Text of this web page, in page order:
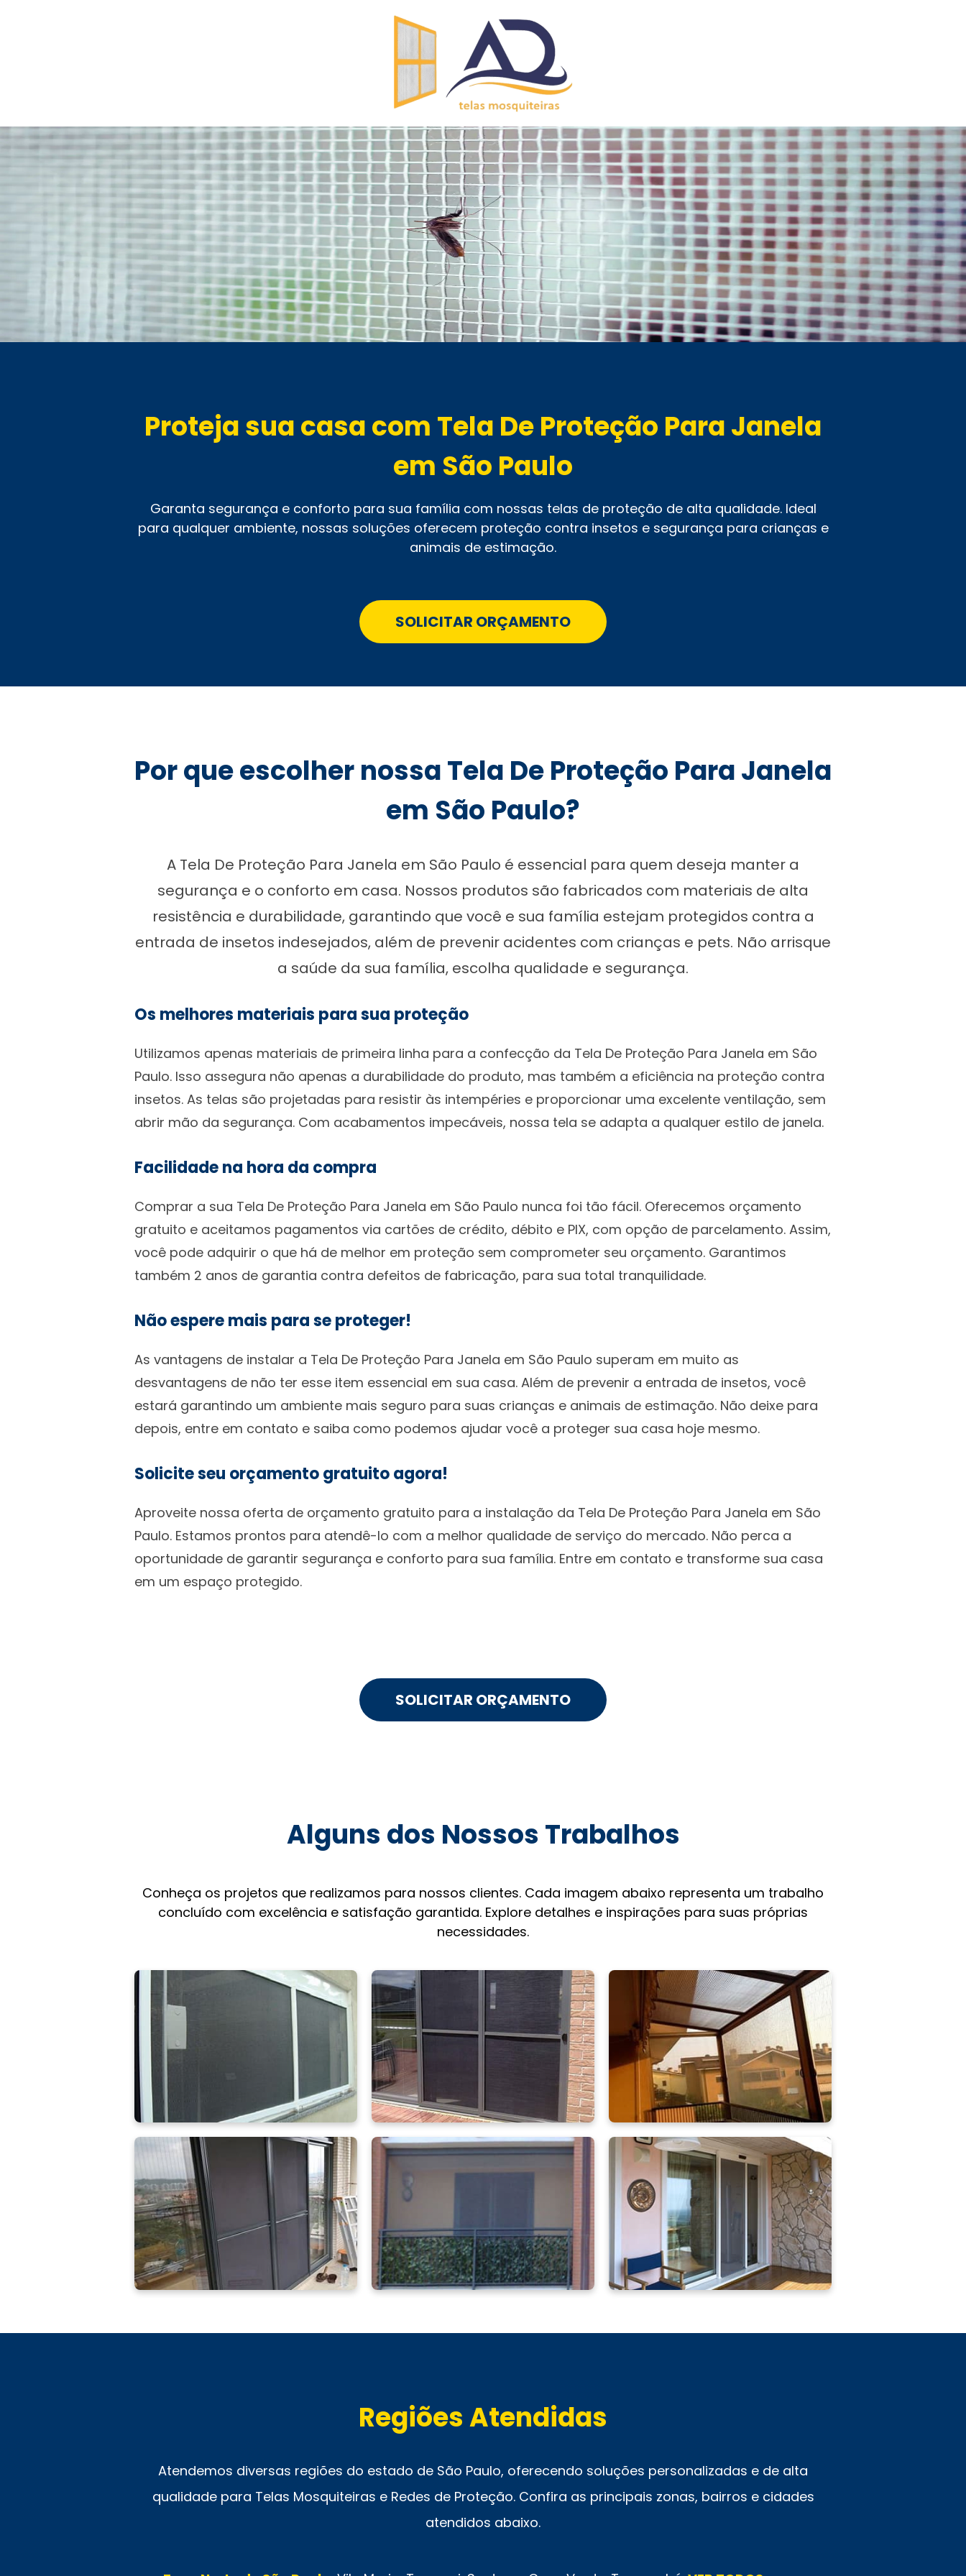
Proteja sua casa com Tela De Proteção Para Janela
em São Paulo
Garanta segurança e conforto para sua família com nossas telas de proteção de alta qualidade. Ideal
para qualquer ambiente, nossas soluções oferecem proteção contra insetos e segurança para crianças e
animais de estimação.
SOLICITAR ORÇAMENTO
Por que escolher nossa Tela De Proteção Para Janela
em São Paulo?
A Tela De Proteção Para Janela em São Paulo é essencial para quem deseja manter a
segurança e o conforto em casa. Nossos produtos são fabricados com materiais de alta
resistência e durabilidade, garantindo que você e sua família estejam protegidos contra a
entrada de insetos indesejados, além de prevenir acidentes com crianças e pets. Não arrisque
a saúde da sua família, escolha qualidade e segurança.
Os melhores materiais para sua proteção
Utilizamos apenas materiais de primeira linha para a confecção da Tela De Proteção Para Janela em São
Paulo. Isso assegura não apenas a durabilidade do produto, mas também a eficiência na proteção contra
insetos. As telas são projetadas para resistir às intempéries e proporcionar uma excelente ventilação, sem
abrir mão da segurança. Com acabamentos impecáveis, nossa tela se adapta a qualquer estilo de janela.
Facilidade na hora da compra
Comprar a sua Tela De Proteção Para Janela em São Paulo nunca foi tão fácil. Oferecemos orçamento
gratuito e aceitamos pagamentos via cartões de crédito, débito e PIX, com opção de parcelamento. Assim,
você pode adquirir o que há de melhor em proteção sem comprometer seu orçamento. Garantimos
também 2 anos de garantia contra defeitos de fabricação, para sua total tranquilidade.
Não espere mais para se proteger!
As vantagens de instalar a Tela De Proteção Para Janela em São Paulo superam em muito as
desvantagens de não ter esse item essencial em sua casa. Além de prevenir a entrada de insetos, você
estará garantindo um ambiente mais seguro para suas crianças e animais de estimação. Não deixe para
depois, entre em contato e saiba como podemos ajudar você a proteger sua casa hoje mesmo.
Solicite seu orçamento gratuito agora!
Aproveite nossa oferta de orçamento gratuito para a instalação da Tela De Proteção Para Janela em São
Paulo. Estamos prontos para atendê-lo com a melhor qualidade de serviço do mercado. Não perca a
oportunidade de garantir segurança e conforto para sua família. Entre em contato e transforme sua casa
em um espaço protegido.
SOLICITAR ORÇAMENTO
Alguns dos Nossos Trabalhos
Conheça os projetos que realizamos para nossos clientes. Cada imagem abaixo representa um trabalho
concluído com excelência e satisfação garantida. Explore detalhes e inspirações para suas próprias
necessidades.
Regiões Atendidas
Atendemos diversas regiões do estado de São Paulo, oferecendo soluções personalizadas e de alta
qualidade para Telas Mosquiteiras e Redes de Proteção. Confira as principais zonas, bairros e cidades
atendidos abaixo.